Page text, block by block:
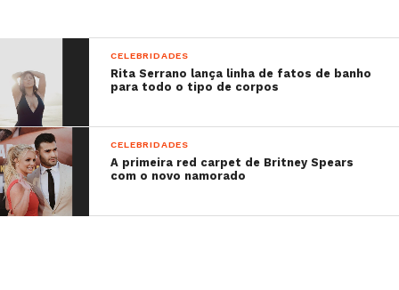
CELEBRIDADES
Rita Serrano lança linha de fatos de banho
para todo o tipo de corpos
CELEBRIDADES
A primeira red carpet de Britney Spears
com o novo namorado